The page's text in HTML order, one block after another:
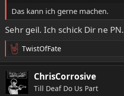
Das kann ich gerne machen.
Sehr geil. Ich schick Dir ne PN.
R
e
a
k
t
TwistOfFate
ChrisCorrosive
Till Deaf Do Us Part